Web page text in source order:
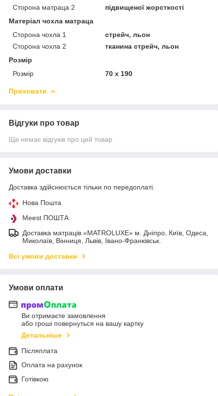
Сторона матраца 2
підвищеної жорсткості
Матеріал чохла матраца
Сторона чохла 1
стрейч, льон
Сторона чохла 2
тканина стрейч, льон
Розмір
Розмір
70 х 190
Приховати
Відгуки про товар
Ще немає відгуків про цей товар
Умови доставки
Доставка здійснюється тільки по передоплаті.
Нова Пошта
Meest ПОШТА
Доставка матраців «MATROLUXE» м. Дніпро, Київ, Одеса,
Миколаїв, Вінниця, Львів, Івано-Франківськ.
Всі умови доставки
Умови оплати
Ви отримаєте замовлення
або гроші повернуться на вашу картку
Детальніше
Післяплата
Оплата на рахунок
Готівкою